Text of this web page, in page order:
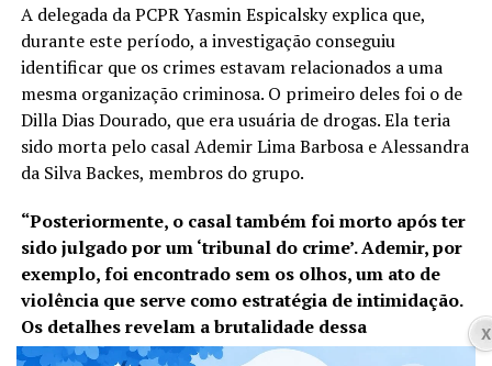
A delegada da PCPR Yasmin Espicalsky explica que,
durante este período, a investigação conseguiu
identificar que os crimes estavam relacionados a uma
mesma organização criminosa. O primeiro deles foi o de
Dilla Dias Dourado, que era usuária de drogas. Ela teria
sido morta pelo casal Ademir Lima Barbosa e Alessandra
da Silva Backes, membros do grupo.
“Posteriormente, o casal também foi morto após ter
sido julgado por um ‘tribunal do crime’. Ademir, por
exemplo, foi encontrado sem os olhos, um ato de
violência que serve como estratégia de intimidação.
Os detalhes revelam a brutalidade dessa
organização”, disse a delegada.